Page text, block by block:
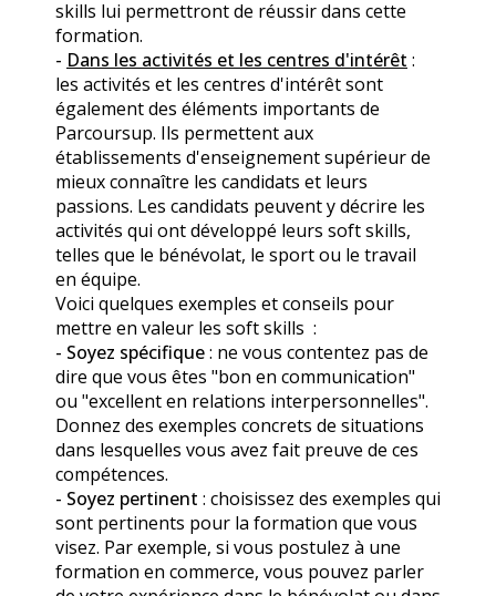
skills lui permettront de réussir dans cette
formation.
- Dans les activités et les centres d'intérêt :
les activités et les centres d'intérêt sont
également des éléments importants de
Parcoursup. Ils permettent aux
établissements d'enseignement supérieur de
mieux connaître les candidats et leurs
passions. Les candidats peuvent y décrire les
activités qui ont développé leurs soft skills,
telles que le bénévolat, le sport ou le travail
en équipe.
Voici quelques exemples et conseils pour
mettre en valeur les soft skills :
- Soyez spécifique: ne vous contentez pas de
dire que vous êtes "bon en communication"
ou "excellent en relations interpersonnelles".
Donnez des exemples concrets de situations
dans lesquelles vous avez fait preuve de ces
compétences.
- Soyez pertinent : choisissez des exemples qui
sont pertinents pour la formation que vous
visez. Par exemple, si vous postulez à une
formation en commerce, vous pouvez parler